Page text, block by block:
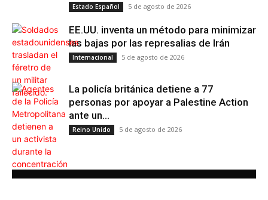
Estado Español 5 de agosto de 2026
EE.UU. inventa un método para minimizar
las bajas por las represalias de Irán
Internacional 5 de agosto de 2026
La policía británica detiene a 77
personas por apoyar a Palestine Action
ante un...
Reino Unido 5 de agosto de 2026